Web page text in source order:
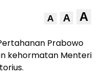
A A A
Prabowo
kehormatan Menteri